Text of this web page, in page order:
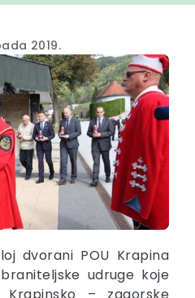
2019.
dvorani POU Krapina
udruge koje